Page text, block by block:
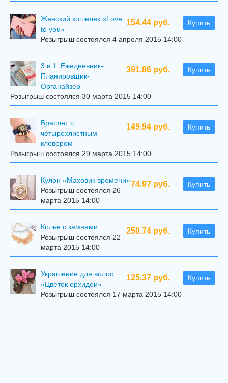
154.44 руб. Купить
Женский кошелек «Love
to you»
Розыгрыш состоялся 4 апреля 2015 14:00
391.86 руб. Купить
3 в 1: Ежедневник-
Планировщик-
Органайзер
Розыгрыш состоялся 30 марта 2015 14:00
149.94 руб. Купить
Браслет с
четырехлистным
клевером
Розыгрыш состоялся 29 марта 2015 14:00
74.97 руб. Купить
Кулон «Маховик времени»
Розыгрыш состоялся 26
марта 2015 14:00
250.74 руб. Купить
Колье с камнями
Розыгрыш состоялся 22
марта 2015 14:00
125.37 руб. Купить
Украшение для волос
«Цветок орхидеи»
Розыгрыш состоялся 17 марта 2015 14:00